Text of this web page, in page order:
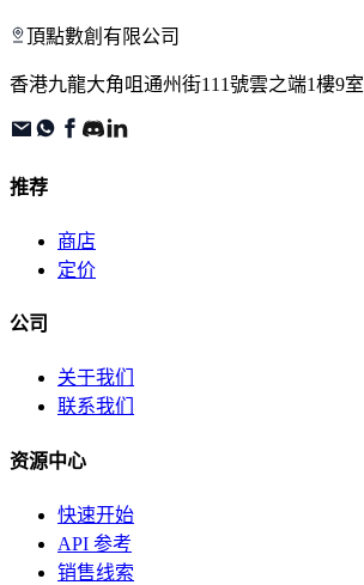
頂點數創有限公司
香港九龍大角咀通州街111號雲之端1樓9室
推荐
商店
定价
公司
关于我们
联系我们
资源中心
快速开始
API 参考
销售线索